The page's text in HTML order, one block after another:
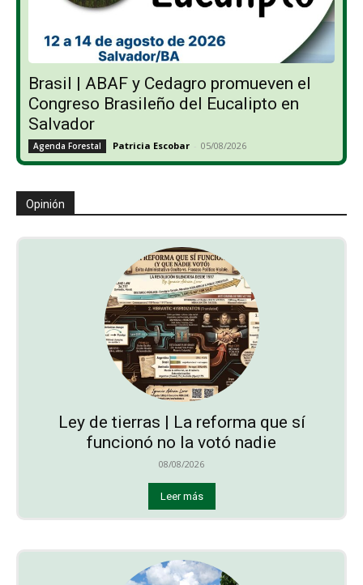
Brasil | ABAF y Cedagro promueven el
Congreso Brasileño del Eucalipto en
Salvador
Agenda Forestal Patricia Escobar - 05/08/2026
Opinión
Ley de tierras | La reforma que sí
funcionó no la votó nadie
08/08/2026
Leer más